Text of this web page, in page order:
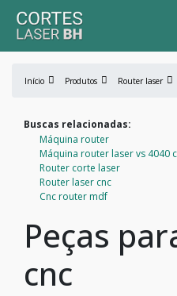
Início Produtos Router laser
Buscas relacionadas:
Máquina router
Máquina router laser vs 4040
Router corte laser
Router laser cnc
Cnc router mdf
Peças
cnc